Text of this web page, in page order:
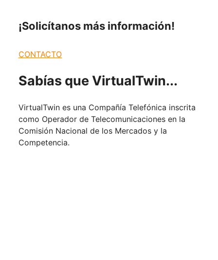
¡Solicítanos más información!
CONTACTO
Sabías que VirtualTwin...
VirtualTwin es una Compañía Telefónica inscrita
como Operador de Telecomunicaciones en la
Comisión Nacional de los Mercados y la
Competencia.